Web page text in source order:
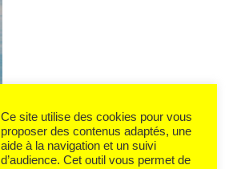
Ce site utilise des cookies pour vous
proposer des contenus adaptés, une
aide à la navigation et un suivi
d’audience. Cet outil vous permet de